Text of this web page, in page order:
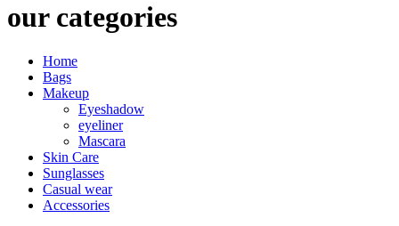
our categories
Home
Bags
Makeup
Eyeshadow
eyeliner
Mascara
Skin Care
Sunglasses
Casual wear
Accessories